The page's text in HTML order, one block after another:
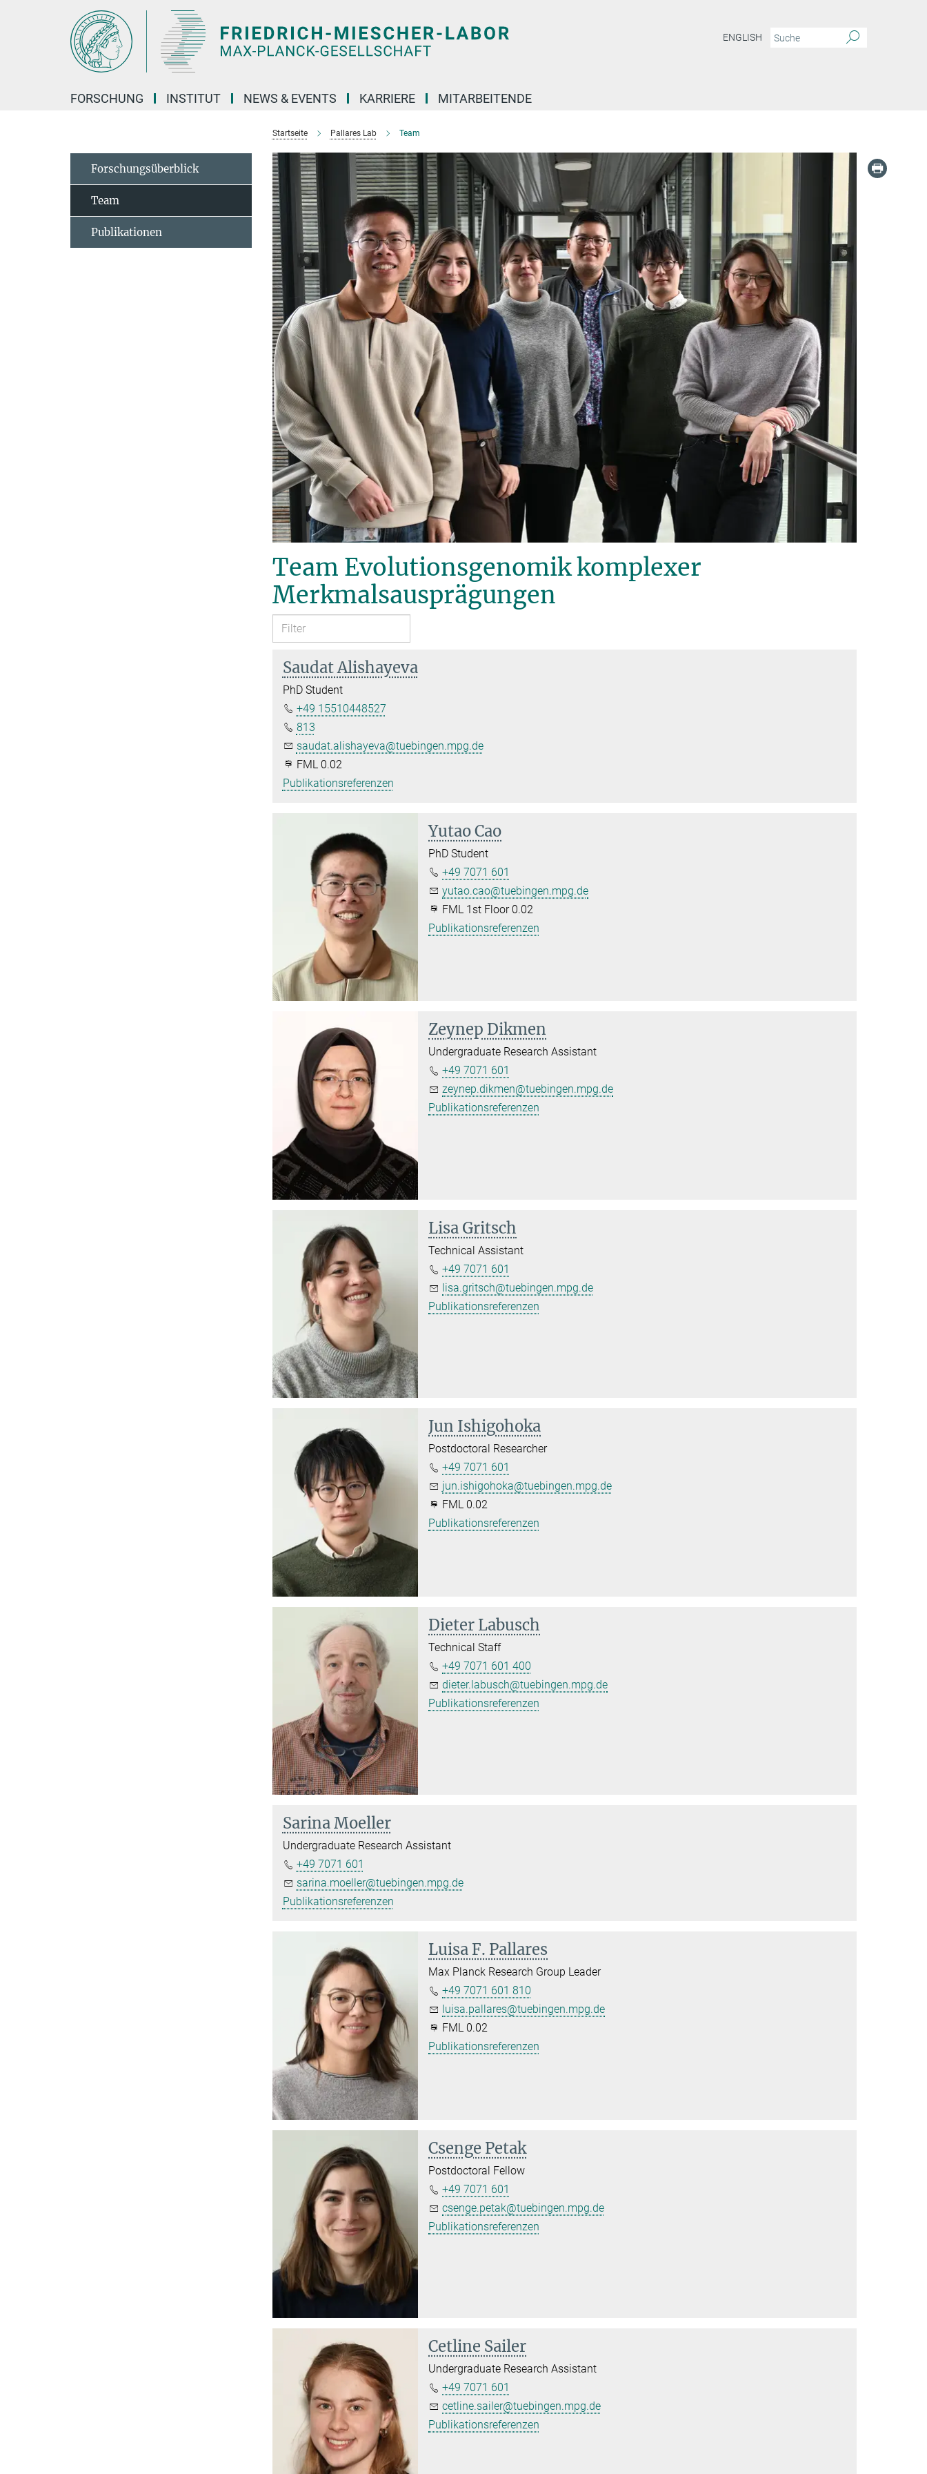
ENGLISH
FORSCHUNG INSTITUT NEWS & EVENTS KARRIERE MITARBEITENDE
Startseite Pallares Lab Team
Team Evolutionsgenomik komplexer
Merkmalsausprägungen
Saudat Alishayeva
PhD Student
+49 15510448527
813
saudat.alishayeva@tuebingen.mpg.de
FML 0.02
Publikationsreferenzen
Yutao Cao
PhD Student
+49 7071 601
yutao.cao@tuebingen.mpg.de
FML 1st Floor 0.02
Publikationsreferenzen
Zeynep Dikmen
Undergraduate Research Assistant
+49 7071 601
zeynep.dikmen@tuebingen.mpg.de
Publikationsreferenzen
Lisa Gritsch
Technical Assistant
+49 7071 601
lisa.gritsch@tuebingen.mpg.de
Publikationsreferenzen
Jun Ishigohoka
Postdoctoral Researcher
+49 7071 601
jun.ishigohoka@tuebingen.mpg.de
FML 0.02
Publikationsreferenzen
Dieter Labusch
Technical Staff
+49 7071 601 400
dieter.labusch@tuebingen.mpg.de
Publikationsreferenzen
Sarina Moeller
Undergraduate Research Assistant
+49 7071 601
sarina.moeller@tuebingen.mpg.de
Publikationsreferenzen
Luisa F. Pallares
Max Planck Research Group Leader
+49 7071 601 810
luisa.pallares@tuebingen.mpg.de
FML 0.02
Publikationsreferenzen
Csenge Petak
Postdoctoral Fellow
+49 7071 601
csenge.petak@tuebingen.mpg.de
Publikationsreferenzen
Cetline Sailer
Undergraduate Research Assistant
+49 7071 601
cetline.sailer@tuebingen.mpg.de
Publikationsreferenzen
Forschungsüberblick
Team
Publikationen